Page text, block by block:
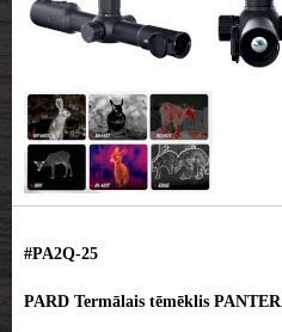
#PA2Q-25
PARD Termālais tēmēklis